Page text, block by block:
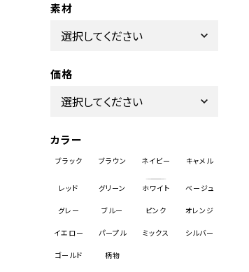
素材
価格
カラー